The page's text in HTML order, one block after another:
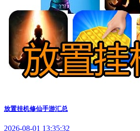
放置挂机修仙手游汇总
2026-08-01 13:35:32